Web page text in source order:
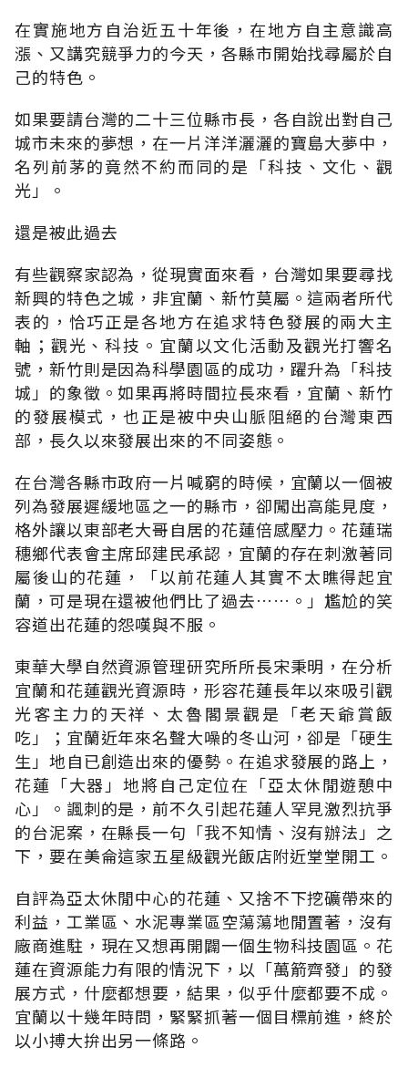
在實施地方自治近五十年後，在地方自主意識高
漲、又講究競爭力的今天，各縣市開始找尋屬於自
己的特色。
如果要請台灣的二十三位縣市長，各自說出對自己
城市未來的夢想，在一片洋洋灑灑的寶島大夢中，
名列前茅的竟然不約而同的是「科技、文化、觀
光」。
還是被此過去
有些觀察家認為，從現實面來看，台灣如果要尋找
新興的特色之城，非宜蘭、新竹莫屬。這兩者所代
表的，恰巧正是各地方在追求特色發展的兩大主
軸；觀光、科技。宜蘭以文化活動及觀光打響名
號，新竹則是因為科學園區的成功，躍升為「科技
城」的象徵。如果再將時間拉長來看，宜蘭、新竹
的發展模式，也正是被中央山脈阻絕的台灣東西
部，長久以來發展出來的不同姿態。
在台灣各縣市政府一片喊窮的時候，宜蘭以一個被
列為發展遲緩地區之一的縣市，卻闖出高能見度，
格外讓以東部老大哥自居的花蓮倍感壓力。花蓮瑞
穗鄉代表會主席邱建民承認，宜蘭的存在刺激著同
屬後山的花蓮，「以前花蓮人其實不太瞧得起宜
蘭，可是現在還被他們比了過去……。」尷尬的笑
容道出花蓮的怨嘆與不服。
東華大學自然資源管理研究所所長宋秉明，在分析
宜蘭和花蓮觀光資源時，形容花蓮長年以來吸引觀
光客主力的天祥、太魯閣景觀是「老天爺賞飯
吃」；宜蘭近年來名聲大噪的冬山河，卻是「硬生
生」地自已創造出來的優勢。在追求發展的路上，
花蓮「大器」地將自己定位在「亞太休閒遊憩中
心」。諷刺的是，前不久引起花蓮人罕見激烈抗爭
的台泥案，在縣長一句「我不知情、沒有辦法」之
下，要在美侖這家五星級觀光飯店附近堂堂開工。
自評為亞太休閒中心的花蓮、又捨不下挖礦帶來的
利益，工業區、水泥專業區空蕩蕩地閒置著，沒有
廠商進駐，現在又想再開闢一個生物科技園區。花
蓮在資源能力有限的情況下，以「萬箭齊發」的發
展方式，什麼都想要，結果，似乎什麼都要不成。
宜蘭以十幾年時問，緊緊抓著一個目標前進，終於
以小搏大拚出另一條路。